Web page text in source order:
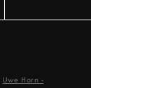
Uwe Horn -